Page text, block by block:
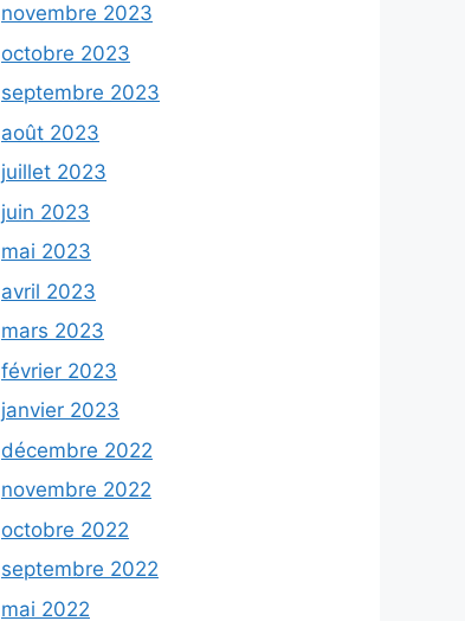
novembre 2023
octobre 2023
septembre 2023
août 2023
juillet 2023
juin 2023
mai 2023
avril 2023
mars 2023
février 2023
janvier 2023
décembre 2022
novembre 2022
octobre 2022
septembre 2022
mai 2022